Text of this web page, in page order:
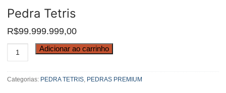
Pedra Tetris
R$99.999.999,00
Pedra
Tetris
Adicionar ao carrinho
Categorias: PEDRA TETRIS, PEDRAS PREMIUM